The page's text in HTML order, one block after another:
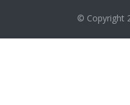
© Copyright